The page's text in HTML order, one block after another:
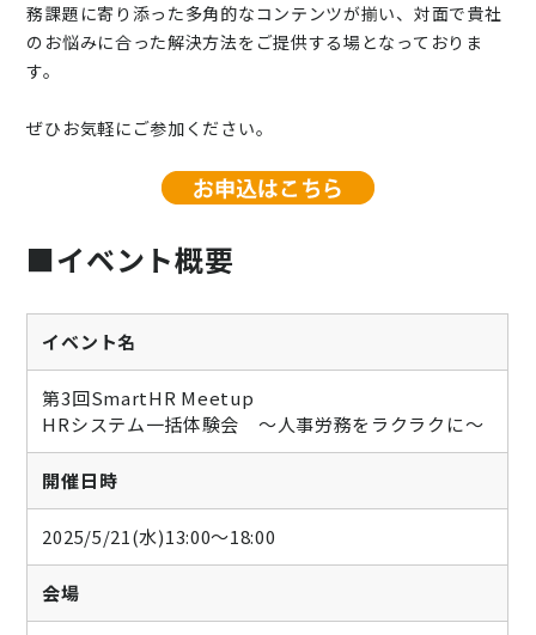
務課題に寄り添った多角的なコンテンツが揃い、対面で貴社
のお悩みに合った解決方法をご提供する場となっておりま
す。
ぜひお気軽にご参加ください。
■イベント概要
イベント名
第3回SmartHR Meetup
HRシステム一括体験会 ～人事労務をラクラクに～
開催日時
2025/5/21(水)13:00～18:00
会場